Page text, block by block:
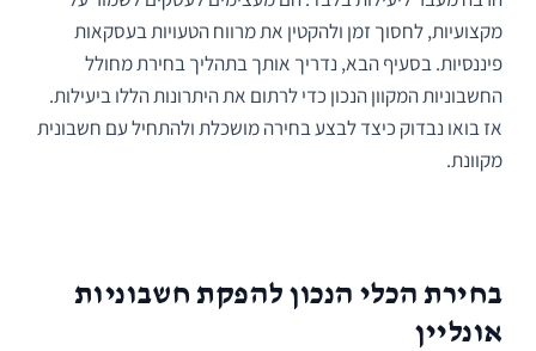
מקצועיות, לחסוך זמן ולהקטין את מרווח הטעויות בעסקאות
פיננסיות. בסעיף הבא, נדריך אותך בתהליך בחירת מחולל
החשבוניות המקוון הנכון כדי לרתום את היתרונות הללו ביעילות.
אז בואו נבדוק כיצד לבצע בחירה מושכלת ולהתחיל עם חשבונית
מקוונת.
בחירת הכלי הנכון להפקת חשבוניות
אונליין